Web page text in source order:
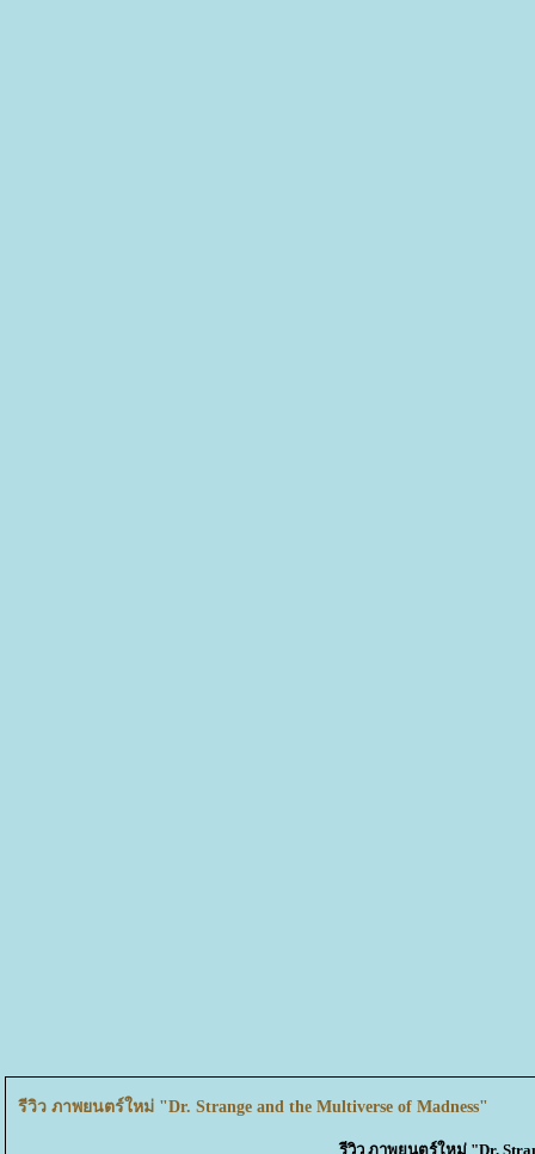
รีวิว ภาพยนตร์ใหม่ "Dr. Strange and the Multiverse of Madness"
รีวิว ภาพยนตร์ใหม่ "Dr.